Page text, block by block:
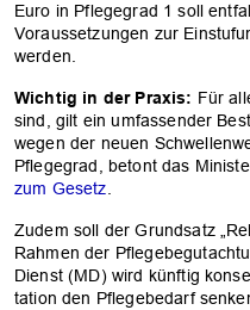
Euro in Pflegegrad 1 soll
Voraussetzungen zur
werden.
Wichtig in der Praxis: Für
sind, gilt ein umfassender
wegen der neuen
Pflegegrad, betont das
zum Gesetz.
Zudem soll der Grundsatz
Rahmen der
Dienst (MD) wird künftig
tation den Pflegebedarf